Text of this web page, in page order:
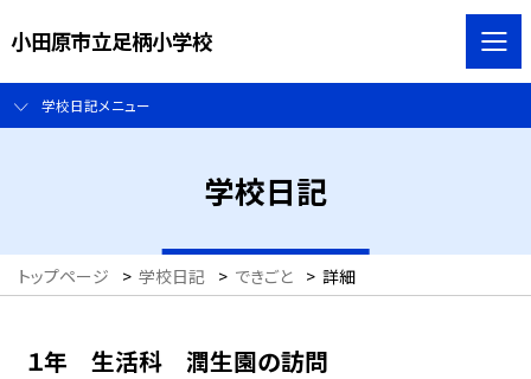
小田原市立足柄小学校
学校日記メニュー
学校日記
トップページ > 学校日記 > できごと > 詳細
１年 生活科 潤生園の訪問